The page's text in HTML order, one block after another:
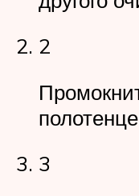
2
3